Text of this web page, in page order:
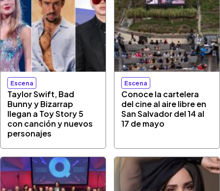
Escena
Taylor Swift, Bad
Bunny y Bizarrap
llegan a Toy Story 5
con canción y nuevos
personajes
Escena
Conoce la cartelera
del cine al aire libre en
San Salvador del 14 al
17 de mayo